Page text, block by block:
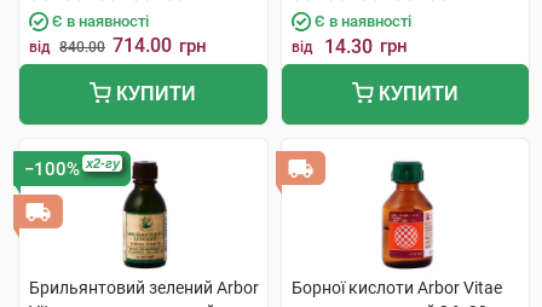
Є в наявності
від 840.00 714.00 грн
КУПИТИ
Є в наявності
від 14.30 грн
КУПИТИ
−100% x2-гу
Брильянтовий зелений Arbor
Борної кислоти Arbor Vitae